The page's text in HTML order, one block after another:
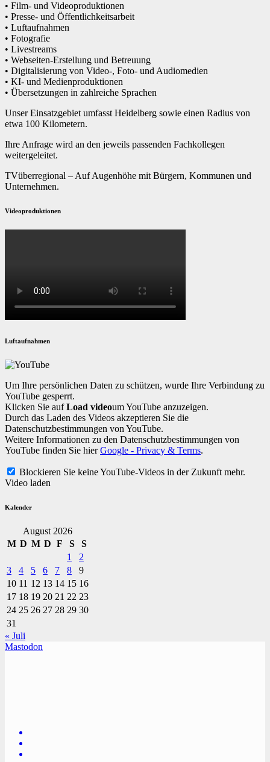
• Film- und Videoproduktionen
• Presse- und Öffentlichkeitsarbeit
• Luftaufnahmen
• Fotografie
• Livestreams
• Webseiten-Erstellung und Betreuung
• Digitalisierung von Video-, Foto- und Audiomedien
• KI- und Medienproduktionen
• Übersetzungen in zahlreiche Sprachen
Unser Einsatzgebiet umfasst Heidelberg sowie einen Radius von
etwa 100 Kilometern.
Ihre Anfrage wird an den jeweils passenden Fachkollegen
weitergeleitet.
TVüberregional – Auf Augenhöhe mit Bürgern, Kommunen und
Unternehmen.
Videoproduktionen
Luftaufnahmen
Um Ihre persönlichen Daten zu schützen, wurde Ihre Verbindung zu
YouTube gesperrt.
Klicken Sie aufLoad videoum YouTube anzuzeigen.
Durch das Laden des Videos akzeptieren Sie die
Datenschutzbestimmungen von YouTube.
Weitere Informationen zu den Datenschutzbestimmungen von
YouTube finden Sie hierGoogle - Privacy & Terms.
Blockieren Sie keine YouTube-Videos in der Zukunft mehr.
Video laden
Kalender
August 2026
M D M D F S
S
1
2
3
4 5 6 7 8
9
10 11 12 13 14 15 16
17 18 19 20 21 22 23
24 25 26 27 28 29 30
31
« Juli
Mastodon